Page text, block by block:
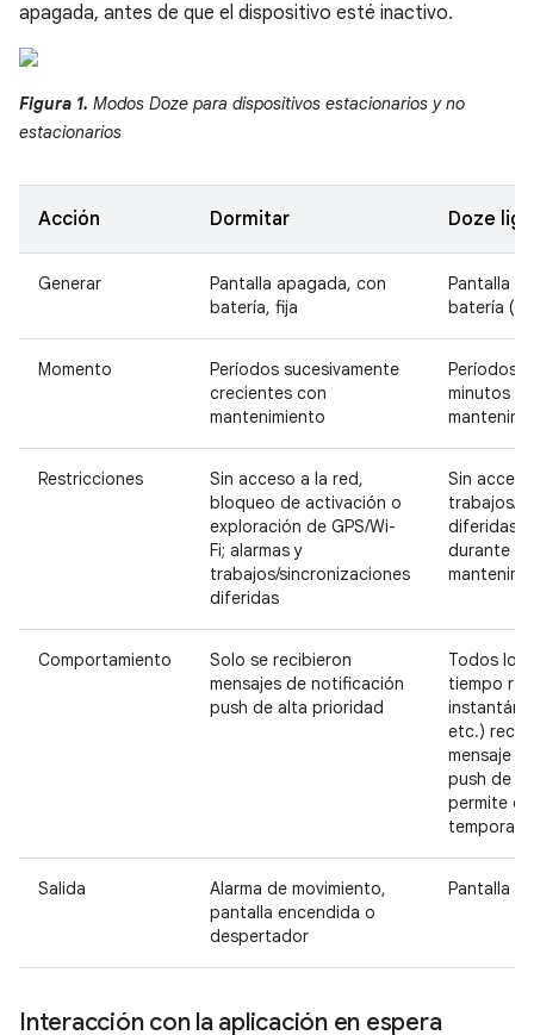
apagada, antes de que el dispositivo esté inactivo.
Figura 1. Modos Doze para dispositivos estacionarios y no
estacionarios
Acción Dormitar Doze
Generar
Pantalla apagada, con
batería, fija
Pantalla
batería
Momento
Períodos sucesivamente
crecientes con
mantenimiento
Períodos
minutos
Restricciones
Sin acceso a la red,
bloqueo de activación o
exploración de GPS/Wi-
Fi; alarmas y
trabajos/sincronizaciones
diferidas
Sin
trabajos/
diferidas
durante
Comportamiento
Solo se recibieron
mensajes de notificación
push de alta prioridad
Todos los
tiempo
etc.)
mensaje
push de
permite el
temporal
Salida
Alarma de movimiento,
pantalla encendida o
despertador
Pantalla en
Interacción con la aplicación en espera